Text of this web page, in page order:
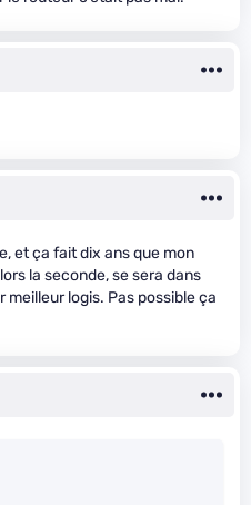
et ça fait dix ans que mon
la seconde, se sera dans
logis. Pas possible ça